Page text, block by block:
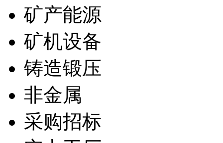
矿产能源
矿机设备
铸造锻压
非金属
采购招标